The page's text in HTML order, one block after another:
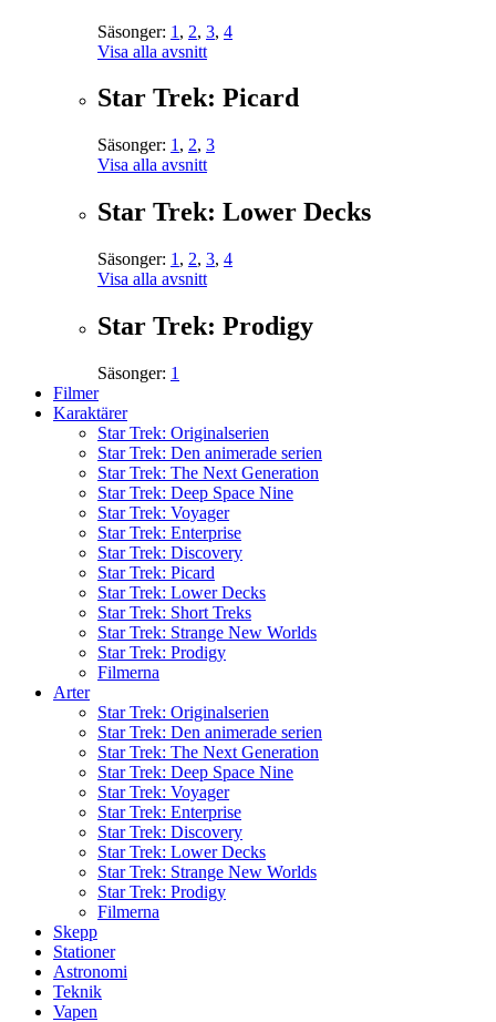
Säsonger: 1 , 2, 3, 4
Visa alla avsnitt
Star Trek: Picard
Säsonger: 1 , 2, 3
Visa alla avsnitt
Star Trek: Lower Decks
Säsonger: 1 , 2, 3, 4
Visa alla avsnitt
Star Trek: Prodigy
Säsonger: 1
Filmer
Karaktärer
Star Trek: Originalserien
Star Trek: Den animerade serien
Star Trek: The Next Generation
Star Trek: Deep Space Nine
Star Trek: Voyager
Star Trek: Enterprise
Star Trek: Discovery
Star Trek: Picard
Star Trek: Lower Decks
Star Trek: Short Treks
Star Trek: Strange New Worlds
Star Trek: Prodigy
Filmerna
Arter
Star Trek: Originalserien
Star Trek: Den animerade serien
Star Trek: The Next Generation
Star Trek: Deep Space Nine
Star Trek: Voyager
Star Trek: Enterprise
Star Trek: Discovery
Star Trek: Lower Decks
Star Trek: Strange New Worlds
Star Trek: Prodigy
Filmerna
Skepp
Stationer
Astronomi
Teknik
Vapen